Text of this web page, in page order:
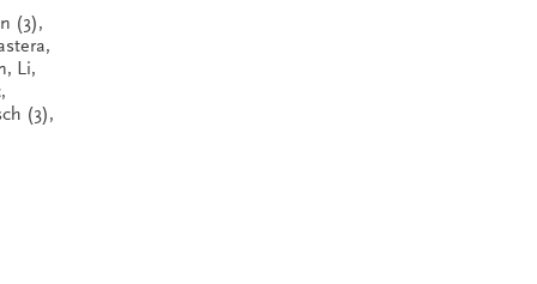
(3),
Li,
(3),